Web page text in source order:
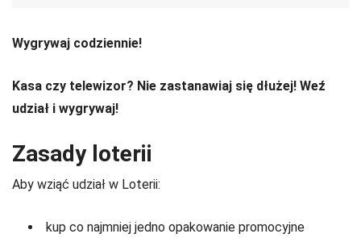
Wygrywaj codziennie!
Kasa czy telewizor? Nie zastanawiaj się dłużej! Weź
udział i wygrywaj!
Zasady loterii
Aby wziąć udział w Loterii:
kup co najmniej jedno opakowanie promocyjne